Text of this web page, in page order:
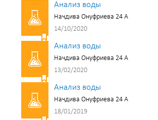
Анализ воды
Начдива Онуфриева 24 А
14/10/2020
Анализ воды
Начдива Онуфриева 24 А
13/02/2020
Анализ воды
Начдива Онуфриева 24 А
18/01/2019